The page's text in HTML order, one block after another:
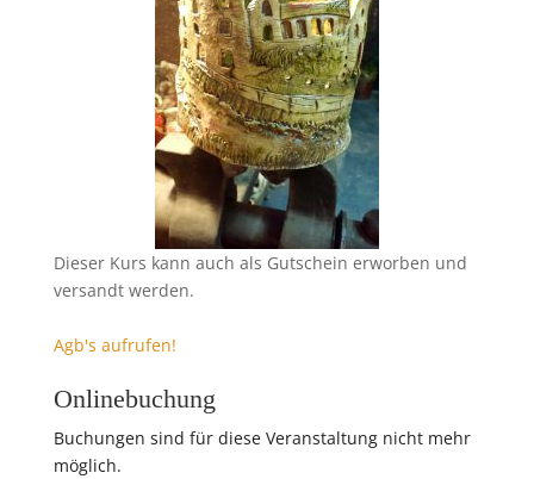
Dieser Kurs kann auch als Gutschein erworben und
versandt werden.
Agb's aufrufen!
Onlinebuchung
Buchungen sind für diese Veranstaltung nicht mehr
möglich.